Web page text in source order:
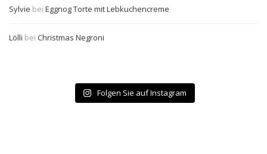
Sylvie bei Eggnog Torte mit Lebkuchencreme
Lölli bei Christmas Negroni
Folgen Sie auf Instagram